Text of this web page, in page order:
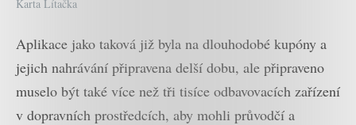
Karta Lítačka
Aplikace jako taková již byla na dlouhodobé kupóny a
jejich nahrávání připravena delší dobu, ale připraveno
muselo být také více než tři tisíce odbavovacích zařízení
v dopravních prostředcích, aby mohli průvodčí a